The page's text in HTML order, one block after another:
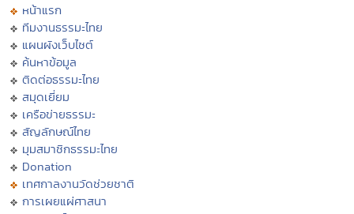
หน้าแรก
ทีมงานธรรมะไทย
แผนผังเว็บไซต์
ค้นหาข้อมูล
ติดต่อธรรมะไทย
สมุดเยี่ยม
เครือข่ายธรรมะ
สัญลักษณ์ไทย
มุมสมาชิกธรรมะไทย
Donation
เทศกาลงานวัดช่วยชาติ
การเผยแผ่ศาสนา